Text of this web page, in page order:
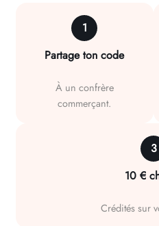
1
Partage ton code
À un confrère
commerçant.
3
10 €
Crédités sur